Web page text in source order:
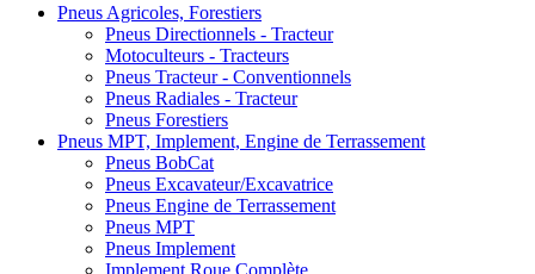
Pneus Agricoles, Forestiers
Pneus Directionnels - Tracteur
Motoculteurs - Tracteurs
Pneus Tracteur - Conventionnels
Pneus Radiales - Tracteur
Pneus Forestiers
Pneus MPT, Implement, Engine de Terrassement
Pneus BobCat
Pneus Excavateur/Excavatrice
Pneus Engine de Terrassement
Pneus MPT
Pneus Implement
Implement Roue Complète